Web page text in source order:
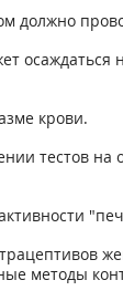
должно
крови.
тестов
методы